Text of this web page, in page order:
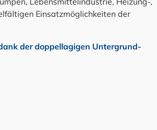
Einsatzmöglichkeiten der
der doppellagigen Untergrund-